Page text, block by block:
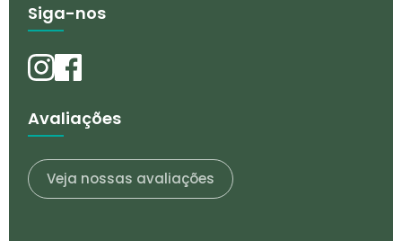
Siga-nos
Avaliações
Veja nossas avaliações